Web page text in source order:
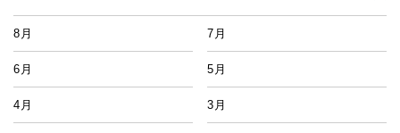
8月 7月
6月 5月
4月 3月